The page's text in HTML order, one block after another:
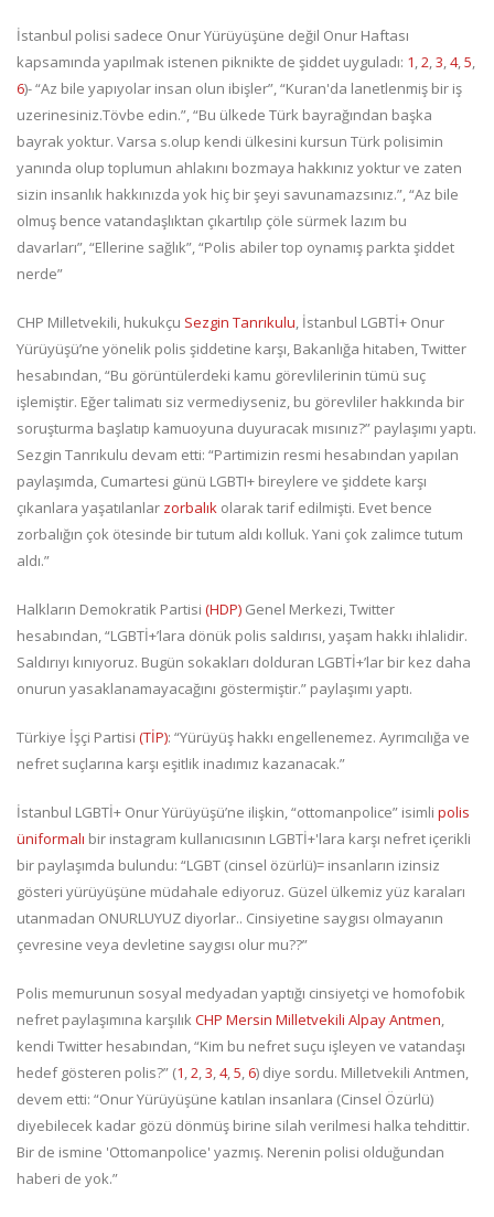
İstanbul polisi sadece Onur Yürüyüşüne değil Onur Haftası
kapsamında yapılmak istenen piknikte de şiddet uyguladı: 1,2,3,4,5,
6)- “Az bile yapıyolar insan olun ibişler”, “Kuran'da lanetlenmiş bir iş
uzerinesiniz.Tövbe edin.”, “Bu ülkede Türk bayrağından başka
bayrak yoktur. Varsa s.olup kendi ülkesini kursun Türk polisimin
yanında olup toplumun ahlakını bozmaya hakkınız yoktur ve zaten
sizin insanlık hakkınızda yok hiç bir şeyi savunamazsınız.”, “Az bile
olmuş bence vatandaşlıktan çıkartılıp çöle sürmek lazım bu
davarları”, “Ellerine sağlık”, “Polis abiler top oynamış parkta şiddet
nerde”
CHP Milletvekili, hukukçu Sezgin Tanrıkulu, İstanbul LGBTİ+ Onur
Yürüyüşü’ne yönelik polis şiddetine karşı, Bakanlığa hitaben, Twitter
hesabından, “Bu görüntülerdeki kamu görevlilerinin tümü suç
işlemiştir. Eğer talimatı siz vermediyseniz, bu görevliler hakkında bir
soruşturma başlatıp kamuoyuna duyuracak mısınız?” paylaşımı yaptı.
Sezgin Tanrıkulu devam etti: “Partimizin resmi hesabından yapılan
paylaşımda, Cumartesi günü LGBTI+ bireylere ve şiddete karşı
çıkanlara yaşatılanlar zorbalık olarak tarif edilmişti. Evet bence
zorbalığın çok ötesinde bir tutum aldı kolluk. Yani çok zalimce tutum
aldı.”
Halkların Demokratik Partisi (HDP) Genel Merkezi, Twitter
hesabından, “LGBTİ+’lara dönük polis saldırısı, yaşam hakkı ihlalidir.
Saldırıyı kınıyoruz. Bugün sokakları dolduran LGBTİ+’lar bir kez daha
onurun yasaklanamayacağını göstermiştir.” paylaşımı yaptı.
Türkiye İşçi Partisi (TİP): “Yürüyüş hakkı engellenemez. Ayrımcılığa ve
nefret suçlarına karşı eşitlik inadımız kazanacak.”
İstanbul LGBTİ+ Onur Yürüyüşü’ne ilişkin, “ottomanpolice” isimli polis
üniformalı bir instagram kullanıcısının LGBTİ+'lara karşı nefret içerikli
bir paylaşımda bulundu: “LGBT (cinsel özürlü)= insanların izinsiz
gösteri yürüyüşüne müdahale ediyoruz. Güzel ülkemiz yüz karaları
utanmadan ONURLUYUZ diyorlar.. Cinsiyetine saygısı olmayanın
çevresine veya devletine saygısı olur mu??”
Polis memurunun sosyal medyadan yaptığı cinsiyetçi ve homofobik
nefret paylaşımına karşılıkCHP Mersin Milletvekili Alpay Antmen,
kendi Twitter hesabından, “Kim bu nefret suçu işleyen ve vatandaşı
hedef gösteren polis?” (1,2,3,4,5, 6) diye sordu. Milletvekili Antmen,
devem etti: “Onur Yürüyüşüne katılan insanlara (Cinsel Özürlü)
diyebilecek kadar gözü dönmüş birine silah verilmesi halka tehdittir.
Bir de ismine 'Ottomanpolice' yazmış. Nerenin polisi olduğundan
haberi de yok.”